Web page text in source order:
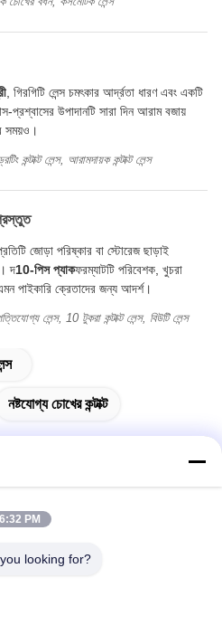
, গিরগিটি লেন্স চমৎকার আর্দ্রতা ধারণ এবং একটি
প্রশ্বাসের উপাদানটি সারা দিন আরাম বজায়
সময়ও।
কন্টাক্ট লেন্স, আরামদায়ক কন্টাক্ট লেন্স
জোড়া পরিষ্কার বা স্টোরেজ ছাড়াই
দ10-পিস প্যাকফরম্যাটটি পরিবেশক, খুচরা
পাইকারি ক্রেতাদের জন্য আদর্শ।
লেন্স, 10 টুকরা কন্টাক্ট লেন্স, বিউটি লেন্স
নষ্টযোগ্য চোখের কন্টাক্ট
6:32 PM
looking for?